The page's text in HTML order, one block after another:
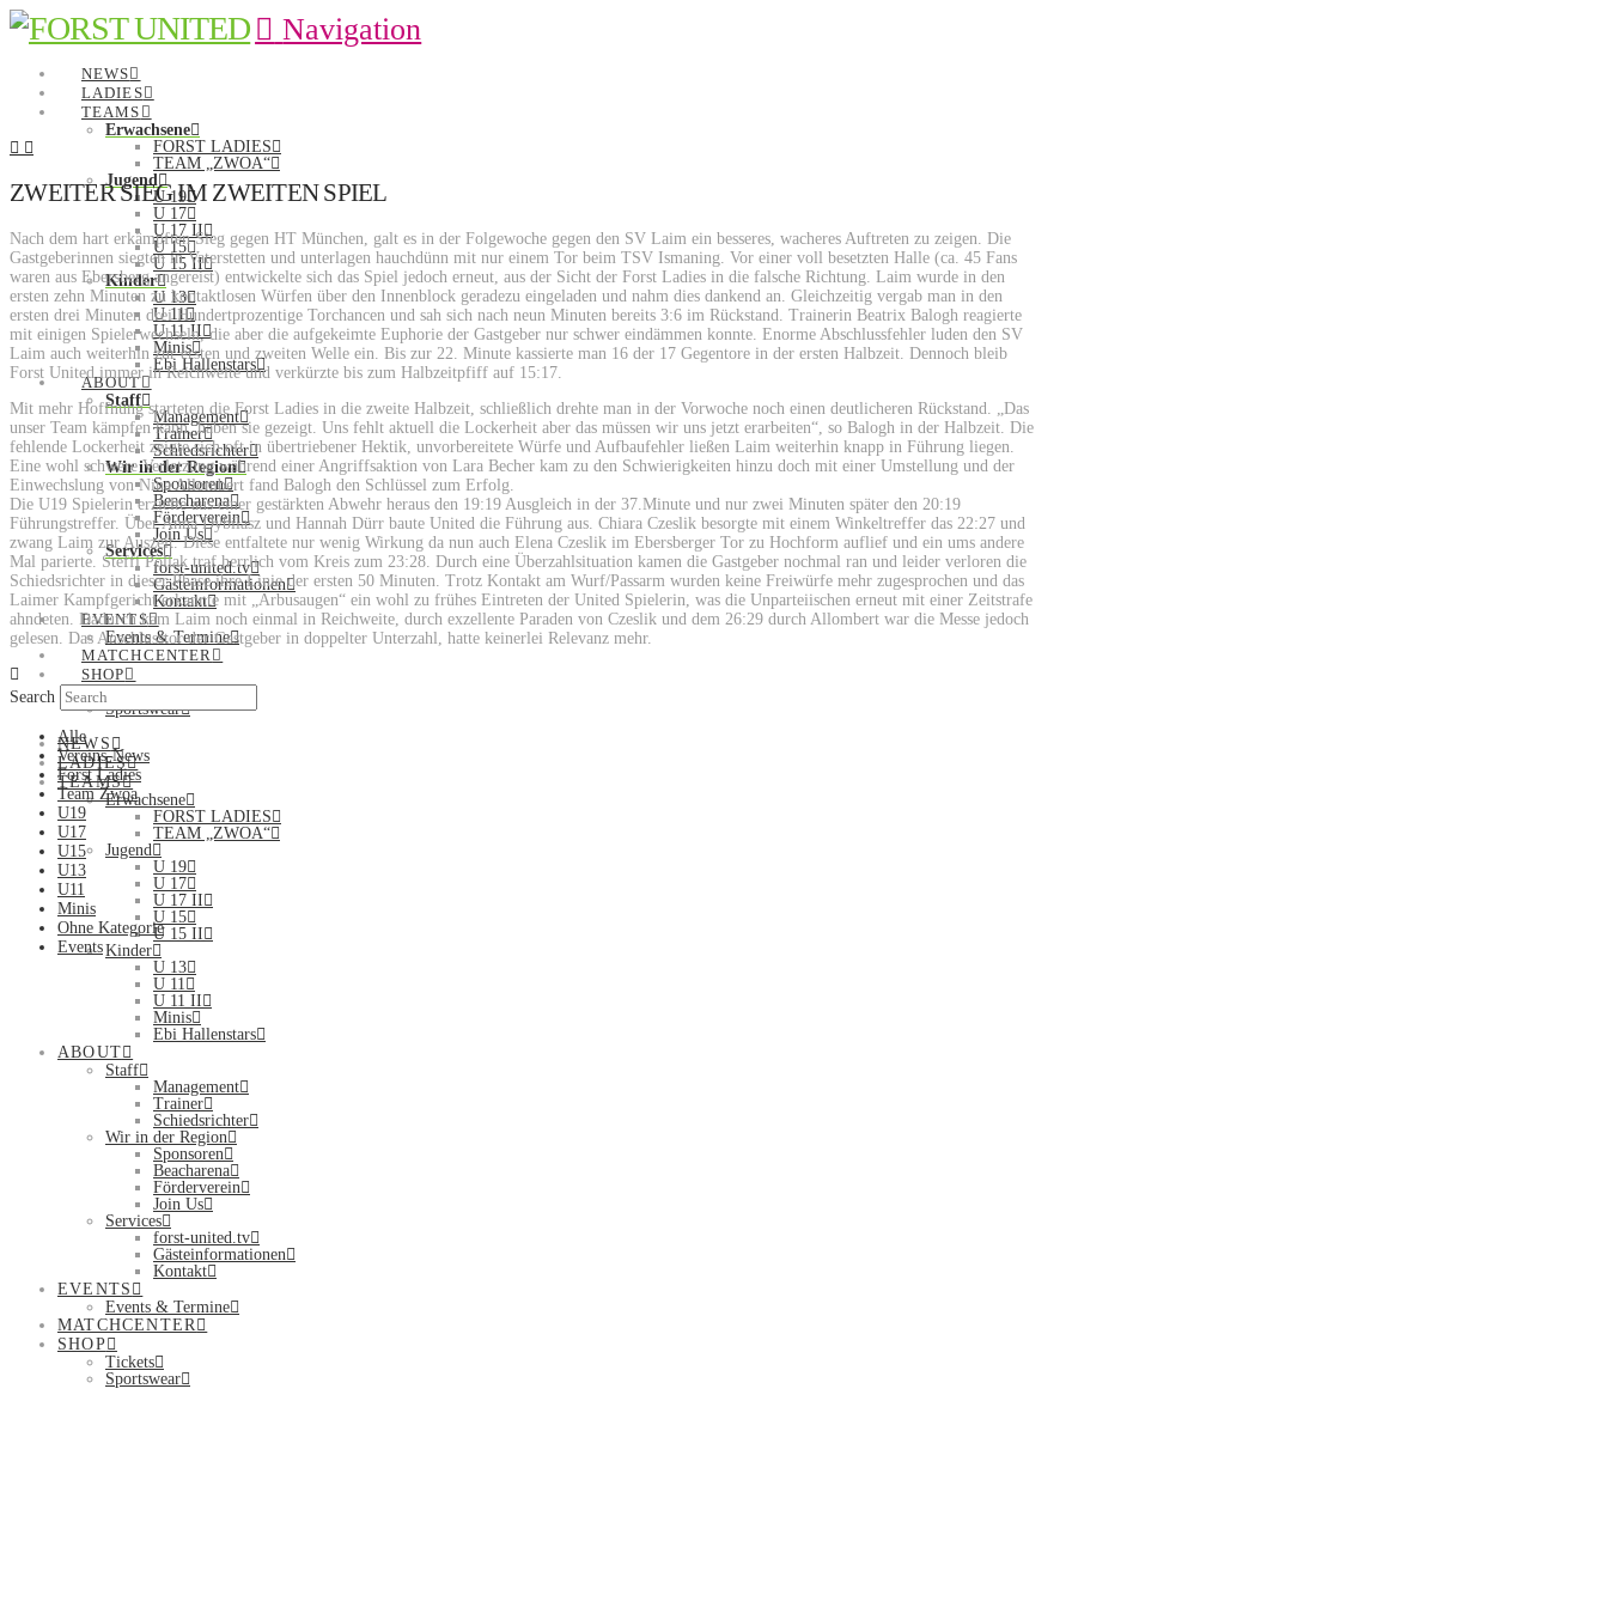
Navigation
NEWS
LADIES
TEAMS
Erwachsene
FORST LADIES
TEAM „ZWOA“
Jugend
U 19
U 17
U 17 II
U 15
U 15 II
Kinder
U 13
U 11
U 11 II
Minis
Ebi Hallenstars
ABOUT
Staff
Management
Trainer
Schiedsrichter
Wir in der Region
Sponsoren
Beacharena
Förderverein
Join Us
Services
forst-united.tv
Gästeinformationen
Kontakt
EVENTS
Events & Termine
MATCHCENTER
SHOP
Tickets
Sportswear
NEWS
LADIES
TEAMS
Erwachsene
FORST LADIES
TEAM „ZWOA“
Jugend
U 19
U 17
U 17 II
U 15
U 15 II
Kinder
U 13
U 11
U 11 II
Minis
Ebi Hallenstars
ABOUT
Staff
Management
Trainer
Schiedsrichter
Wir in der Region
Sponsoren
Beacharena
Förderverein
Join Us
Services
forst-united.tv
Gästeinformationen
Kontakt
EVENTS
Events & Termine
MATCHCENTER
SHOP
Tickets
Sportswear
ZWEITER SIEG IM ZWEITEN SPIEL
Nach dem hart erkämpften Sieg gegen HT München, galt es in der Folgewoche gegen den SV Laim ein besseres, wacheres Auftreten zu zeigen. Die
Gastgeberinnen siegten in Vaterstetten und unterlagen hauchdünn mit nur einem Tor beim TSV Ismaning. Vor einer voll besetzten Halle (ca. 45 Fans
waren aus Ebersberg angereist) entwickelte sich das Spiel jedoch erneut, aus der Sicht der Forst Ladies in die falsche Richtung. Laim wurde in den
ersten zehn Minuten zu kontaktlosen Würfen über den Innenblock geradezu eingeladen und nahm dies dankend an. Gleichzeitig vergab man in den
ersten drei Minuten drei Hundertprozentige Torchancen und sah sich nach neun Minuten bereits 3:6 im Rückstand. Trainerin Beatrix Balogh reagierte
mit einigen Spielerwechseln, die aber die aufgekeimte Euphorie der Gastgeber nur schwer eindämmen konnte. Enorme Abschlussfehler luden den SV
Laim auch weiterhin zur ersten und zweiten Welle ein. Bis zur 22. Minute kassierte man 16 der 17 Gegentore in der ersten Halbzeit. Dennoch bleib
Forst United immer in Reichweite und verkürzte bis zum Halbzeitpfiff auf 15:17.
Mit mehr Hoffnung starteten die Forst Ladies in die zweite Halbzeit, schließlich drehte man in der Vorwoche noch einen deutlicheren Rückstand. „Das
unser Team kämpfen kann, haben sie gezeigt. Uns fehlt aktuell die Lockerheit aber das müssen wir uns jetzt erarbeiten“, so Balogh in der Halbzeit. Die
fehlende Lockerheit zeigte sich oft in übertriebener Hektik, unvorbereitete Würfe und Aufbaufehler ließen Laim weiterhin knapp in Führung liegen.
Eine wohl schwere Verletzung während einer Angriffsaktion von Lara Becher kam zu den Schwierigkeiten hinzu doch mit einer Umstellung und der
Einwechslung von Nina Allombert fand Balogh den Schlüssel zum Erfolg.
Die U19 Spielerin erzielte aus einer gestärkten Abwehr heraus den 19:19 Ausgleich in der 37.Minute und nur zwei Minuten später den 20:19
Führungstreffer. Über Anna Dybilasz und Hannah Dürr baute United die Führung aus. Chiara Czeslik besorgte mit einem Winkeltreffer das 22:27 und
zwang Laim zur Auszeit. Diese entfaltete nur wenig Wirkung da nun auch Elena Czeslik im Ebersberger Tor zu Hochform auflief und ein ums andere
Mal parierte. Steffi Pollak traf herrlich vom Kreis zum 23:28. Durch eine Überzahlsituation kamen die Gastgeber nochmal ran und leider verloren die
Schiedsrichter in dieser Phase ihre Linie der ersten 50 Minuten. Trotz Kontakt am Wurf/Passarm wurden keine Freiwürfe mehr zugesprochen und das
Laimer Kampfgericht erkannte mit „Arbusaugen“ ein wohl zu frühes Eintreten der United Spielerin, was die Unparteiischen erneut mit einer Zeitstrafe
ahndeten. Dadurch kam Laim noch einmal in Reichweite, durch exzellente Paraden von Czeslik und dem 26:29 durch Allombert war die Messe jedoch
gelesen. Das Anschlusstor der Gastgeber in doppelter Unterzahl, hatte keinerlei Relevanz mehr.
Search
Alle
Vereins-News
Forst Ladies
Team Zwoa
U19
U17
U15
U13
U11
Minis
Ohne Kategorie
Events